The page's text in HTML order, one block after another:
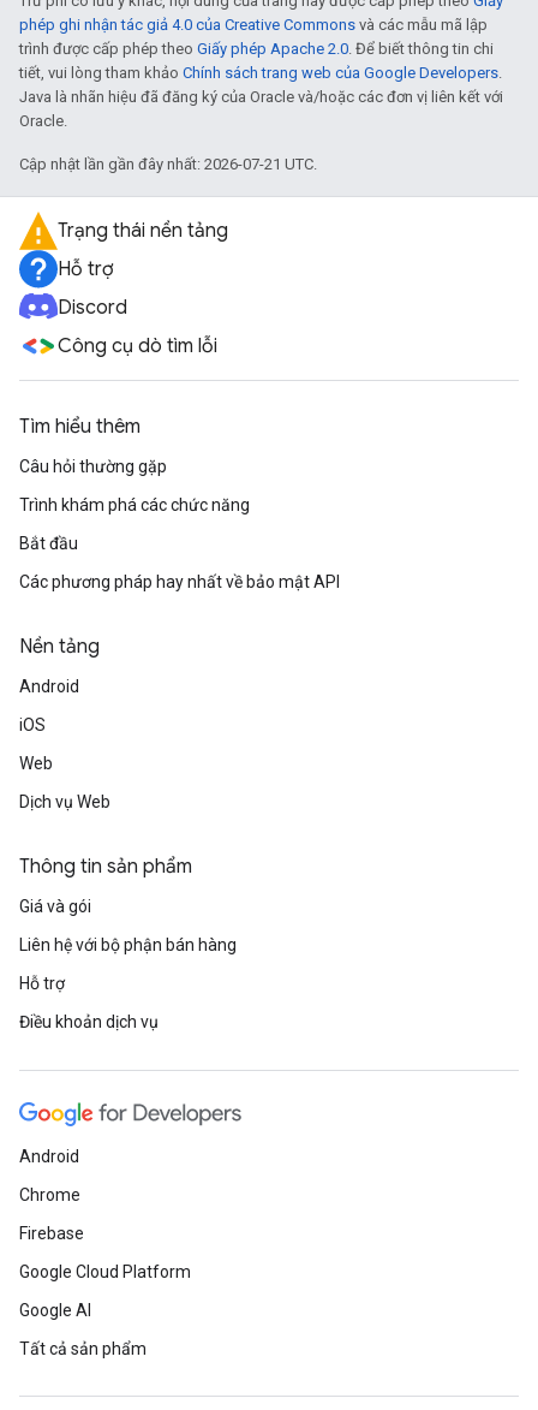
phép ghi nhận tác giả 4.0 của Creative Commons và các mẫu mã lập
trình được cấp phép theo Giấy phép Apache 2.0. Để biết thông tin chi
tiết, vui lòng tham khảo Chính sách trang web của Google Developers.
Java là nhãn hiệu đã đăng ký của Oracle và/hoặc các đơn vị liên kết với
Oracle.
Cập nhật lần gần đây nhất: 2026-07-21 UTC.
Trạng thái nền tảng
Hỗ trợ
Discord
Công cụ dò tìm lỗi
Tìm hiểu thêm
Câu hỏi thường gặp
Trình khám phá các chức năng
Bắt đầu
Các phương pháp hay nhất về bảo mật API
Nền tảng
Android
iOS
Web
Dịch vụ Web
Thông tin sản phẩm
Giá và gói
Liên hệ với bộ phận bán hàng
Hỗ trợ
Điều khoản dịch vụ
Android
Chrome
Firebase
Google Cloud Platform
Google AI
Tất cả sản phẩm